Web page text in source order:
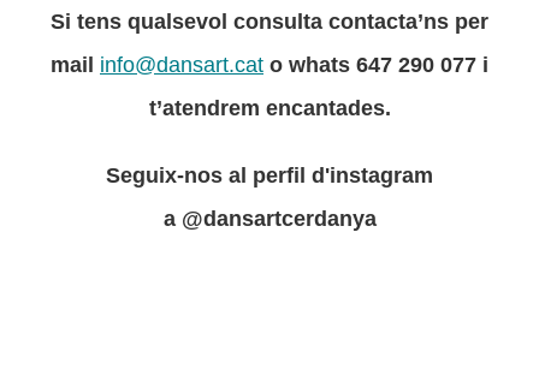
Si tens qualsevol consulta contacta’ns per
mail info@dansart.cat o whats 647 290 077 i
t’atendrem encantades.
Seguix-nos al perfil d'instagram
a @dansartcerdanya